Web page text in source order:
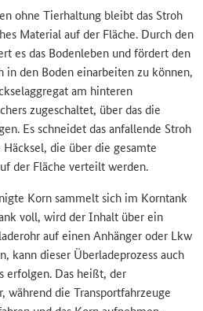
ohne Tierhaltung bleibt das Stroh
Material auf der Fläche. Durch den
es das Bodenleben und fördert den
in den Boden einarbeiten zu können,
am hinteren
zugeschaltet, über das die
Es schneidet das anfallende Stroh
die über die gesamte
der Fläche verteilt werden.
Korn sammelt sich im Korntank
voll, wird der Inhalt über ein
auf einen Anhänger oder Lkw
kann dieser Überladeprozess auch
erfolgen. Das heißt, der
während die Transportfahrzeuge